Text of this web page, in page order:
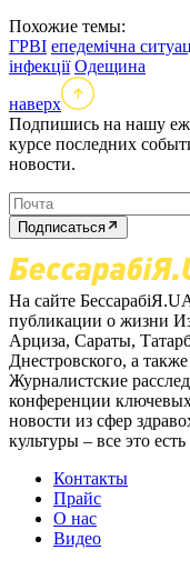
Похожие темы:
ГРВІ епедемічна
інфекції Одещина
наверх
Подпишись на нашу
курсе последних
новости.
Подписаться
На сайте
публикации о жизни
Арциза, Сараты,
Днестровского, а
Журналистские
конференции
новости из сфер
культуры – все это
Контакты
Прайс
О нас
Видео